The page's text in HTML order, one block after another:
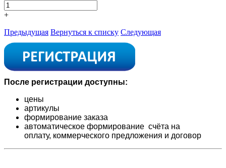
+
Предыдущая Вернуться к списку Следующая
После регистрации доступны:
цены
артикулы
формирование заказа
автоматическое формирование счёта на
оплату, коммерческого предложения и договор